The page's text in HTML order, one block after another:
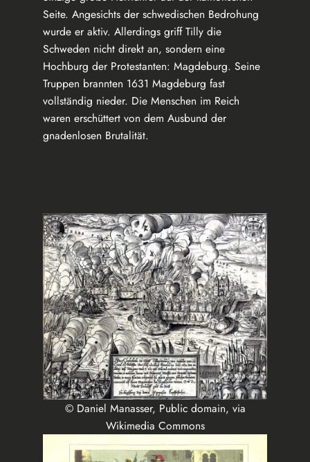
Seite. Angesichts der schwedischen Bedrohung
wurde er aktiv. Allerdings griff Tilly die
Schweden nicht direkt an, sondern eine
Hochburg der Protestanten: Magdeburg. Seine
Truppen brannten 1631 Magdeburg fast
vollständig nieder. Die Menschen im Reich
waren erschüttert von dem Ausbund der
gnadenlosen Brutalität.
© Daniel Manasser, Public domain, via
Wikimedia Commons